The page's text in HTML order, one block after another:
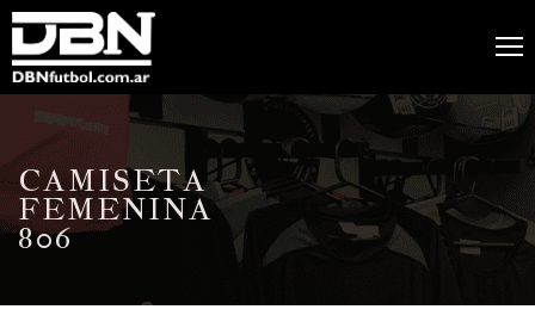
CAMISETA
FEMENINA
806